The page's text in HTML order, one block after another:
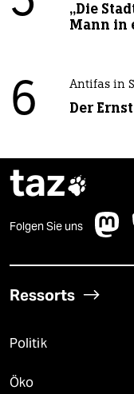
„Die
Mann in
6 Antifas in
Der
taz
Folgen Sie uns
Ressorts
Politik
Öko